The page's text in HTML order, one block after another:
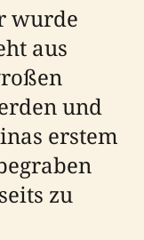
wurde
aus
und
erstem
zu